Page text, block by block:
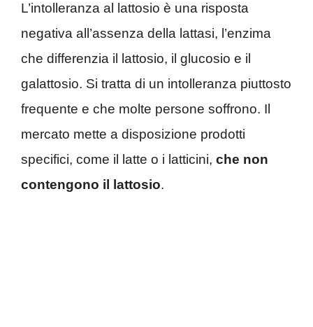
L’intolleranza al lattosio è una risposta
negativa all’assenza della lattasi, l’enzima
che differenzia il lattosio, il glucosio e il
galattosio. Si tratta di un intolleranza piuttosto
frequente e che molte persone soffrono. Il
mercato mette a disposizione prodotti
specifici, come il latte o i latticini, che non
contengono il lattosio.